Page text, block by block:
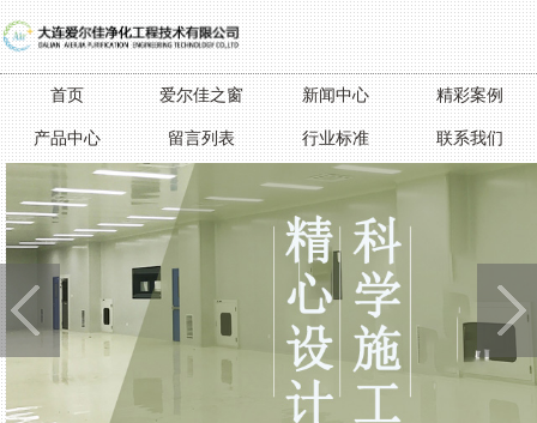
首页 爱尔佳之窗 新闻中心 精彩案例
产品中心 留言列表 行业标准 联系我们